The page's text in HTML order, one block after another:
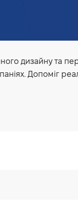
дизайну та
Допоміг